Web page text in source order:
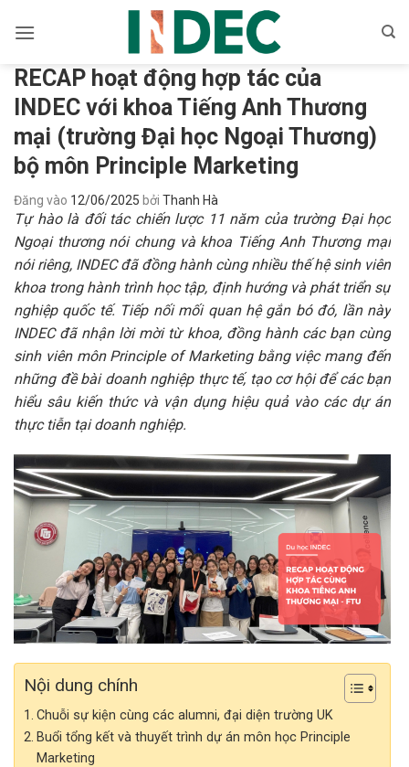
qua
dungRECAP hoạt động hợp tác của
INDEC với khoa Tiếng Anh Thương
mại (trường Đại học Ngoại Thương)
bộ môn Principle Marketing
Đăng vào 12/06/2025 bởi Thanh Hà
Tự hào là đối tác chiến lược 11 năm của trường Đại học
Ngoại thương nói chung và khoa Tiếng Anh Thương mại
nói riêng, INDEC đã đồng hành cùng nhiều thế hệ sinh viên
khoa trong hành trình học tập, định hướng và phát triển sự
nghiệp quốc tế. Tiếp nối mối quan hệ gắn bó đó, lần này
INDEC đã nhận lời mời từ khoa, đồng hành các bạn cùng
sinh viên môn Principle of Marketing bằng việc mang đến
những đề bài doanh nghiệp thực tế, tạo cơ hội để các bạn
hiểu sâukiến thức và vận dụng hiệu quả vào các dự án
thực tiễn tại doanh nghiệp.
Nội dung chính
Chuỗi sự kiện cùng các alumni, đại diện trường UK
Buổi tổng kết và thuyết trình dự án môn học Principle
Marketing